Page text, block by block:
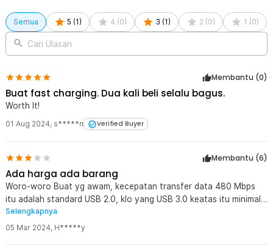
Semua 5 (1 ) 4 (0) 3 (1 ) 2 (0) 1 (0)
Cari Ulasan
Membantu (0)
Buat fast charging. Dua kali beli selalu bagus.
Worth It!
01 Aug 2024, s*****n Verified Buyer
Membantu (6)
Ada harga ada barang
Woro-woro Buat yg awam, kecepatan transfer data 480 Mbps
itu adalah standard USB 2.0, klo yang USB 3.0 keatas itu minimal
5 Gbps atau 5x lipatnya USB 2.0 ya. Tapi kalo untuk fast
chargingnya lumayan lha.
Selengkapnya
05 Mar 2024, H*****y